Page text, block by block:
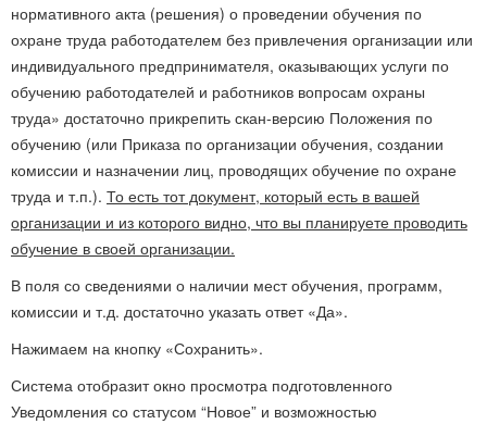
нормативного акта (решения) о проведении обучения по
охране труда работодателем без привлечения организации или
индивидуального предпринимателя, оказывающих услуги по
обучению работодателей и работников вопросам охраны
труда» достаточно прикрепить скан-версию Положения по
обучению (или Приказа по организации обучения, создании
комиссии и назначении лиц, проводящих обучение по охране
труда и т.п.). То есть тот документ, который есть в вашей
организации и из которого видно, что вы планируете проводить
обучение в своей организации.
В поля со сведениями о наличии мест обучения, программ,
комиссии и т.д. достаточно указать ответ «Да».
Нажимаем на кнопку «Сохранить».
Система отобразит окно просмотра подготовленного
Уведомления со статусом “Новое” и возможностью